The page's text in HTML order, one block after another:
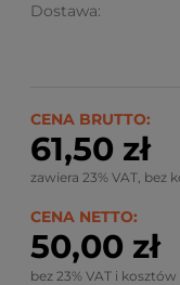
Dostawa:
Ze względu na
CENA BRUTTO:
61,50 zł
zawiera 23% VAT, bez
CENA NETTO:
50,00 zł
bez 23% VAT i